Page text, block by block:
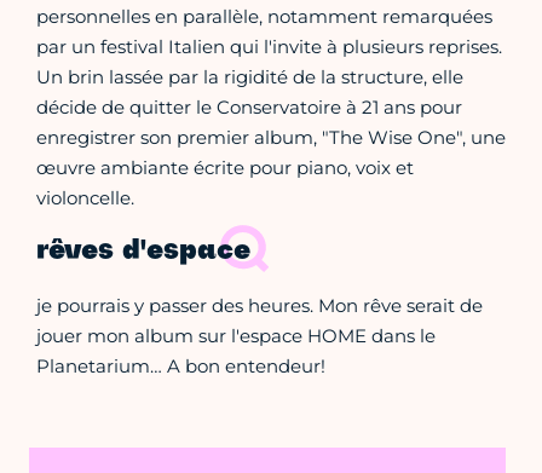
personnelles en parallèle, notamment remarquées
par un festival Italien qui l'invite à plusieurs reprises.
Un brin lassée par la rigidité de la structure, elle
décide de quitter le Conservatoire à 21 ans pour
enregistrer son premier album, "The Wise One", une
œuvre ambiante écrite pour piano, voix et
violoncelle.
rêves d'espace
je pourrais y passer des heures. Mon rêve serait de
jouer mon album sur l'espace HOME dans le
Planetarium… A bon entendeur!